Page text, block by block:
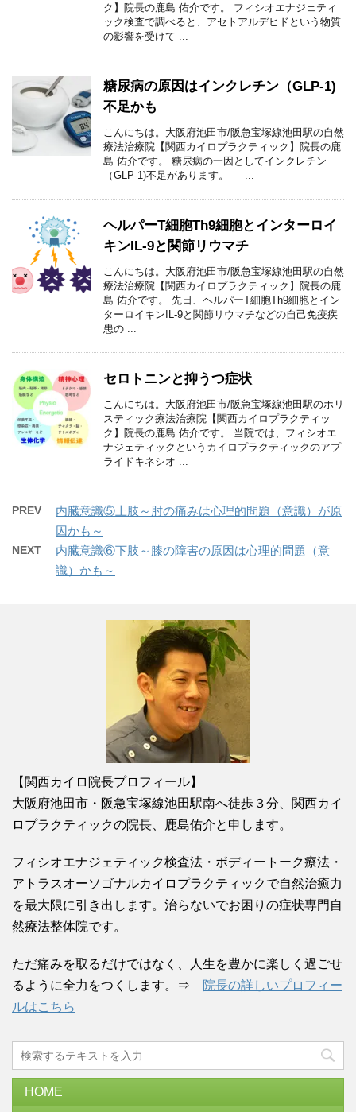
ク】院長の鹿島 佑介です。 フィシオエナジェティ
ック検査で調べると、アセトアルデヒドという物質
の影響を受けて ...
糖尿病の原因はインクレチン（GLP-1)
不足かも
こんにちは。大阪府池田市/阪急宝塚線池田駅の自然
療法治療院【関西カイロプラクティック】院長の鹿
島 佑介です。 糖尿病の一因としてインクレチン
（GLP-1)不足があります。 ...
ヘルパーT細胞Th9細胞とインターロイ
キンIL-9と関節リウマチ
こんにちは。大阪府池田市/阪急宝塚線池田駅の自然
療法治療院【関西カイロプラクティック】院長の鹿
島 佑介です。 先日、ヘルパーT細胞Th9細胞とイン
ターロイキンIL-9と関節リウマチなどの自己免疫疾
患の ...
セロトニンと抑うつ症状
こんにちは。大阪府池田市/阪急宝塚線池田駅のホリ
スティック療法治療院【関西カイロプラクティッ
ク】院長の鹿島 佑介です。 当院では、フィシオエ
ナジェティックというカイロプラクティックのアプ
ライドキネシオ ...
PREV
内臓意識⑤上肢～肘の痛みは心理的問題（意識）が原
因かも～
NEXT
内臓意識⑥下肢～膝の障害の原因は心理的問題（意
識）かも～
【関西カイロ院長プロフィール】
大阪府池田市・阪急宝塚線池田駅南へ徒歩３分、関西カイ
ロプラクティックの院長、鹿島佑介と申します。
フィシオエナジェティック検査法・ボディートーク療法・
アトラスオーソゴナルカイロプラクティックで自然治癒力
を最大限に引き出します。治らないでお困りの症状専門自
然療法整体院です。
ただ痛みを取るだけではなく、人生を豊かに楽しく過ごせ
るように全力をつくします。⇒
院長の詳しいプロフィー
ルはこちら
HOME